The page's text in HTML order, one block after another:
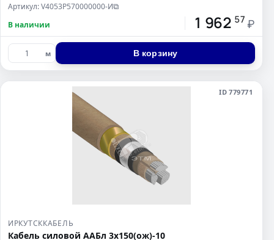
Артикул: V4053P570000000-И⧉
В наличии 1 962 57 ₽
м В корзину
ID 779771
ИРКУТСККАБЕЛЬ
Кабель силовой ААБл 3х150(ож)-10